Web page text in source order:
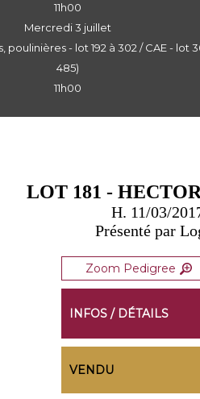
11h00
Mercredi 3 juillet
poulinières - lot 192 à 302 / CAE - lot
485)
11h00
LOT 181 -
H. 11/03/
Présenté par
Zoom Pedigree
INFOS / DÉTAILS
VENDU